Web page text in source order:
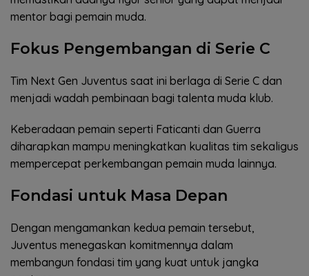
mentor bagi pemain muda.
Fokus Pengembangan di Serie C
Tim Next Gen Juventus saat ini berlaga di Serie C dan
menjadi wadah pembinaan bagi talenta muda klub.
Keberadaan pemain seperti Faticanti dan Guerra
diharapkan mampu meningkatkan kualitas tim sekaligus
mempercepat perkembangan pemain muda lainnya.
Fondasi untuk Masa Depan
Dengan mengamankan kedua pemain tersebut,
Juventus menegaskan komitmennya dalam
membangun fondasi tim yang kuat untuk jangka